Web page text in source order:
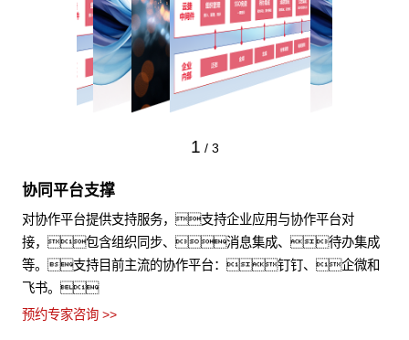
1 / 3
协同平台支撑
对协作平台提供支持服务，支持企业应用与协作平台对
接，包含组织同步、消息集成、待办集成
等。支持目前主流的协作平台：钉钉、企微和
飞书。
预约专家咨询 >>